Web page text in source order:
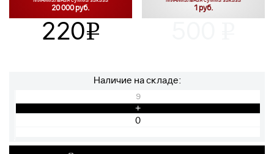
20 000 руб.
220v
1 руб.
Наличие на складе:
9
+